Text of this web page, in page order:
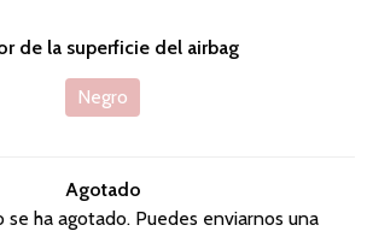
de la superficie del airbag
Negro
Agotado
se ha agotado. Puedes enviarnos una